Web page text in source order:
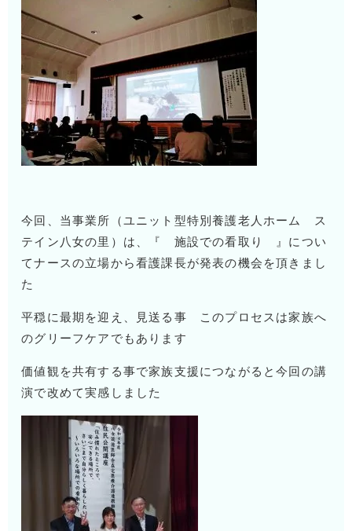
今回、当事業所（ユニット型特別養護老人ホーム ス
テイン八女の里）は、『 施設での看取り 』につい
てナースの立場から看護課長が発表の機会を頂きまし
た
平穏に最期を迎え、見送る事 このプロセスは家族へ
のグリーフケアでもあります
価値観を共有する事で家族支援につながると今回の講
演で改めて実感しました